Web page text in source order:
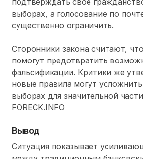
выборах, а голосование по
существенно ограничить.
Сторонники закона считают,
помогут предотвратить
фальсификации. Критики же
новые правила могут усложнить
выборах для значительной
FORECK.INFO
Вывод
Ситуация показывает